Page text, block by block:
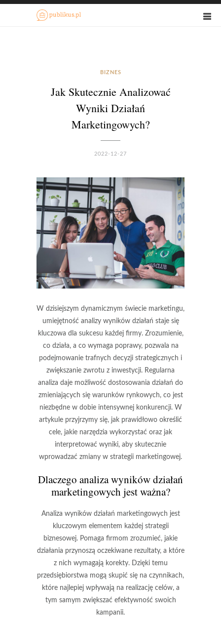
BIZNES
Jak Skutecznie Analizować
Wyniki Działań
Marketingowych?
2022-12-27
W dzisiejszym dynamicznym świecie marketingu,
umiejętność analizy wyników działań staje się
kluczowa dla sukcesu każdej firmy. Zrozumienie,
co działa, a co wymaga poprawy, pozwala na
podejmowanie trafnych decyzji strategicznych i
zwiększanie zwrotu z inwestycji. Regularna
analiza daje możliwość dostosowania działań do
zmieniających się warunków rynkowych, co jest
niezbędne w dobie intensywnej konkurencji. W
artykule przyjrzymy się, jak prawidłowo określić
cele, jakie narzędzia wykorzystać oraz jak
interpretować wyniki, aby skutecznie
wprowadzać zmiany w strategii marketingowej.
Dlaczego analiza wyników działań
marketingowych jest ważna?
Analiza wyników działań marketingowych jest
kluczowym elementem każdej strategii
biznesowej. Pomaga firmom zrozumieć, jakie
działania przynoszą oczekiwane rezultaty, a które
z nich wymagają korekty. Dzięki temu
przedsiębiorstwa mogą skupić się na czynnikach,
które najlepiej wpływają na realizację celów, a
tym samym zwiększać efektywność swoich
kampanii.